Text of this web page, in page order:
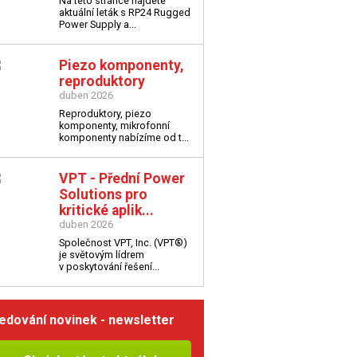
aktuální leták s RP24 Rugged
Power Supply a...
Piezo komponenty,
reproduktory
duben 2026
Reproduktory, piezo
komponenty, mikrofonní
komponenty nabízíme od t...
VPT - Přední Power
Solutions pro
kritické aplik...
duben 2026
Společnost VPT, Inc. (VPT®)
je světovým lídrem
v poskytování řešení...
novinek - newsletter